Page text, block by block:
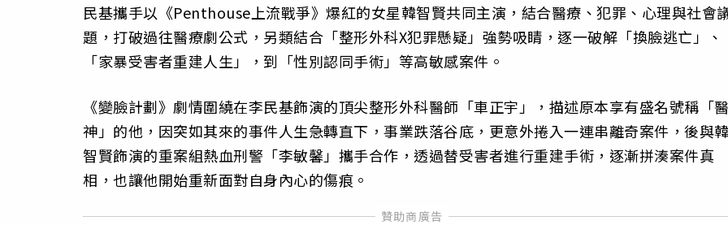
民基攜手以《Penthouse上流戰爭》爆紅的女星韓智賢共同主演，結合醫療、犯罪、心理與社會
題，打破過往醫療劇公式，另類結合「整形外科X犯罪懸疑」強勢吸睛，逐一破解「換臉逃亡」、
「家暴受害者重建人生」，到「性別認同手術」等高敏感案件。
《變臉計劃》劇情圍繞在李民基飾演的頂尖整形外科醫師「車正宇」，描述原本享有盛名號稱「
神」的他，因突如其來的事件人生急轉直下，事業跌落谷底，更意外捲入一連串離奇案件，後與
智賢飾演的重案組熱血刑警「李敏馨」攜手合作，透過替受害者進行重建手術，逐漸拼湊案件真
相，也讓他開始重新面對自身內心的傷痕。